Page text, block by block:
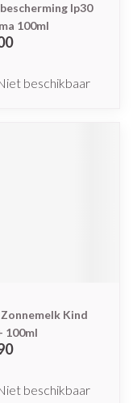
Ip30
100ml
beschikbaar
Kind
100ml
beschikbaar